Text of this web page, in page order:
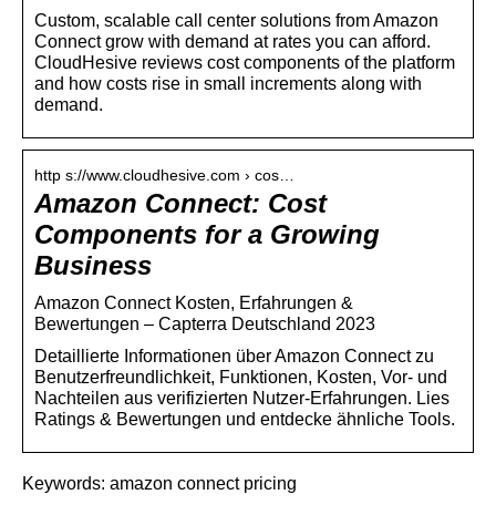
Custom, scalable call center solutions from Amazon
Connect grow with demand at rates you can afford.
CloudHesive reviews cost components of the platform
and how costs rise in small increments along with
demand.
http s://www.cloudhesive.com › cos…
Amazon Connect: Cost
Components for a Growing
Business
Amazon Connect Kosten, Erfahrungen &
Bewertungen – Capterra Deutschland 2023
Detaillierte Informationen über Amazon Connect zu
Benutzerfreundlichkeit, Funktionen, Kosten, Vor- und
Nachteilen aus verifizierten Nutzer-Erfahrungen. Lies
Ratings & Bewertungen und entdecke ähnliche Tools.
Keywords: amazon connect pricing